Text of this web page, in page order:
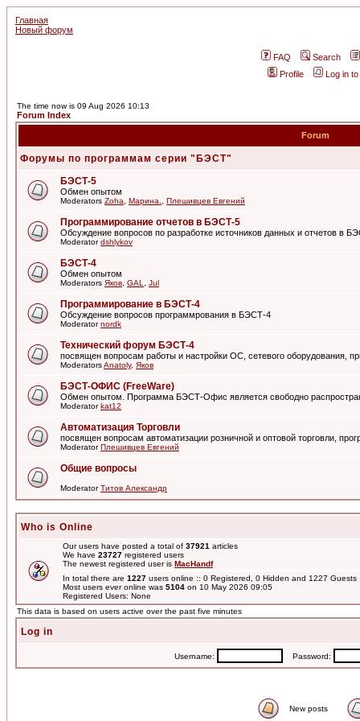
Главная
Новый форум
FAQ
Search
Profile
Log in
The time now is 09 Aug 2026 10:13
Forum Index
Forum
Форумы по программам серии "БЭСТ"
БЭСТ-5
Обмен опытом
Moderators Zoha Марина. Плешивцев Евгений
Программирование отчетов в БЭСТ-5
Обсуждение вопросов по разработке источников данных и отчетов в
Moderatordshlykov
БЭСТ-4
Обмен опытом
Moderators Яков GAL Jul
Программирование в БЭСТ-4
Обсуждение вопросов программрования в БЭСТ-4
Moderatornordk
Технический форум БЭСТ-4
посвящен вопросам работы и настройки ОС, сетевого оборудования,
ModeratorsAnatoly, Яков
БЭСТ-ОФИС (FreeWare)
Обмен опытом. Программа БЭСТ-Офис является свободно
Moderatorkat12
Автоматизация Торговли
посвящен вопросам автоматизации розничной и оптовой торговли,
ModeratorПлешивцев Евгений
Общие вопросы
ModeratorТитов Александр
Who is Online
Our users have posted a total of 37921 articles
We have 23727 registered users
The newest registered user is MacHandf
In total there are 1227 users online :: 0 Registered, 0 Hidden and 1227
Most users ever online was 5104 on 10 May 2026 09:05
Registered Users: None
This data is based on users active over the past five minutes
Log in
Username: Password:
New posts